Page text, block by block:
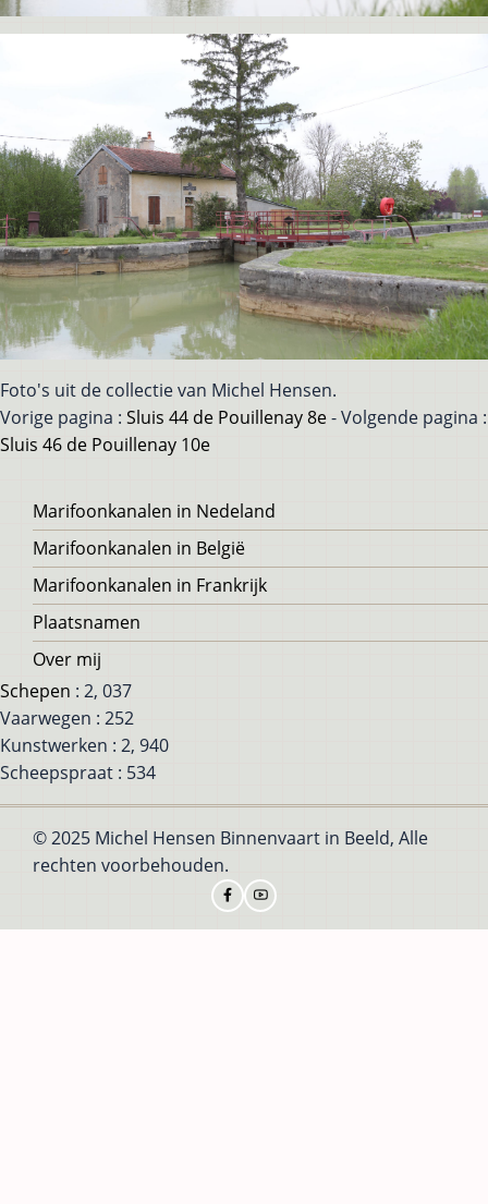
Foto's uit de collectie van Michel Hensen.
Vorige pagina : Sluis 44 de Pouillenay 8e- Volgende pagina :
Sluis 46 de Pouillenay 10e
Voet
Marifoonkanalen in Nedeland
Marifoonkanalen in België
Marifoonkanalen in Frankrijk
Plaatsnamen
Over mij
Schepen : 2, 037
Vaarwegen : 252
Kunstwerken : 2, 940
Scheepspraat : 534
© 2025 Michel Hensen Binnenvaart in Beeld, Alle
rechten voorbehouden.